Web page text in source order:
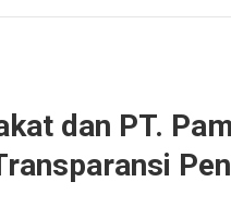
dan PT.